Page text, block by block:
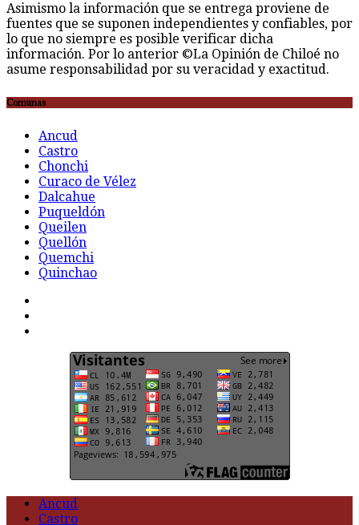
Asimismo la información que se entrega proviene de
fuentes que se suponen independientes y confiables, por
lo que no siempre es posible verificar dicha
información. Por lo anterior ©La Opinión de Chiloé no
asume responsabilidad por su veracidad y exactitud.
Comunas
Ancud
Castro
Chonchi
Curaco de Vélez
Dalcahue
Puqueldón
Queilen
Quellón
Quemchi
Quinchao
Ancud
Castro